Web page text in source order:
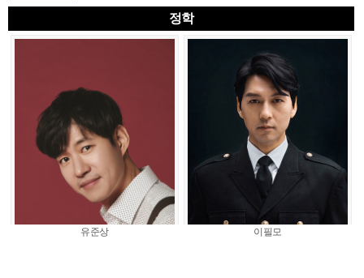
정학
유준상 이필모